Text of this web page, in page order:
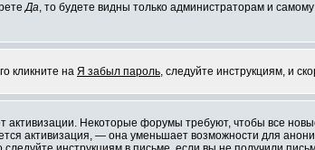
Да, то будете видны только администраторам и
кликните на Я забыл пароль, следуйте инструкциям, и
Некоторые форумы требуют, чтобы все
активизация, — она уменьшает возможности для